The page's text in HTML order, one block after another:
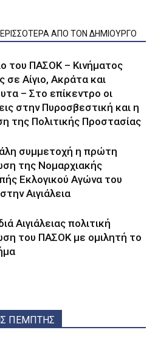
ΑΠΟ ΤΟΝ ΔΗΜΙΟΥΡΓΟ
του ΠΑΣΟΚ – Κινήματος
σε Αίγιο, Ακράτα και
– Στο επίκεντρο οι
στην Πυροσβεστική και η
της Πολιτικής Προστασίας
συμμετοχή η πρώτη
της Νομαρχιακής
Εκλογικού Αγώνα του
Αιγιάλεια
Αιγιάλειας πολιτική
του ΠΑΣΟΚ με ομιλητή το
ΠΕΜΠΤΗΣ